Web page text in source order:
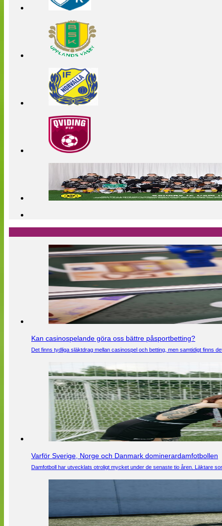
Kan casinospelande göra oss bättre påsportbetting?
Det finns tydliga släktdrag mellan casinospel och betting, men samtidigt finns
Varför Sverige, Norge och Danmark dominerardamfotbollen
Damfotboll har utvecklats otroligt mycket under de senaste tio åren. Läktare